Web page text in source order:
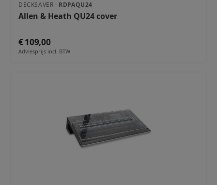
DECKSAVER · RDPAQU24
Allen & Heath QU24 cover
€ 109,00
Adviesprijs incl. BTW